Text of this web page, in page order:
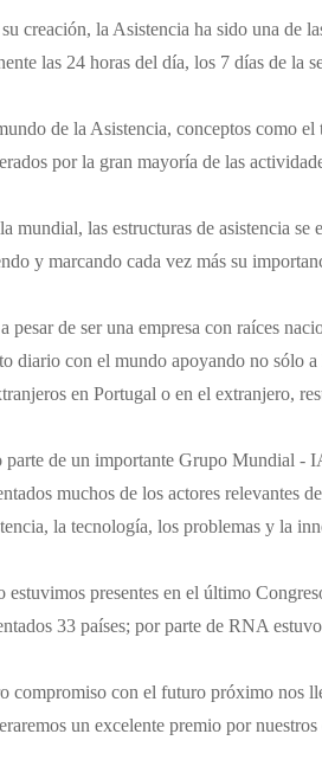
creación, la Asistencia ha sido una de
las 24 horas del día, los 7 días de la
de la Asistencia, conceptos como
por la gran mayoría de las
mundial, las estructuras de asistencia
y marcando cada vez más su
pesar de ser una empresa con raíces
diario con el mundo apoyando no sólo
en Portugal o en el extranjero,
parte de un importante Grupo Mundial -
muchos de los actores relevantes
la tecnología, los problemas y la
estuvimos presentes en el último
33 países; por parte de RNA
compromiso con el futuro próximo nos
un excelente premio por